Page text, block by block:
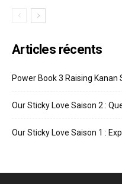
Articles récents
Power Book 3 Raising Kanan
Our Sticky Love Saison 2 :
Our Sticky Love Saison 1 :